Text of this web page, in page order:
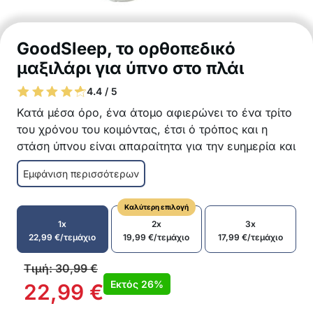
GoodSleep, το ορθοπεδικό
μαξιλάρι για ύπνο στο πλάι
4.4 / 5
Κατά μέσα όρο, ένα άτομο αφιερώνει το ένα τρίτο
του χρόνου του κοιμόντας, έτσι ό τρόπος και η
στάση ύπνου είναι απαραίτητα για την ευημερία και
τη ψυχοσωματική μας κατάσταση. Το μαξιλάρι
GoodSleep παρέχει εξαιρετική στήριξη όταν
κοιμάστε στο πλάι, ανακουφίζει από την πίεση στα
γόνατα, τη λεκάνη, την ορφυϊκή χώρα και την
σπονδυλική στήλη, επομένως βελτιώνει την
ποιότητα του ύπνου και μειώνει τον χρόνιο πόνο.
Μειώνει υπάρχοντα προβλήματα ή προλαμβάνει
νέα με το GoodSleep μαξιλάρι και η σπονδυλική
σας στήλη θα σας ευχαριστεί.
Εμφάνιση περισσότερων
1x
22,99€/τεμάχιο
Καλύτερη επιλογή
2x
19,99€/τεμάχιο
3x
17,99€/τεμάχιο
Τιμή:30,99€
22,99 € Εκτός 26%